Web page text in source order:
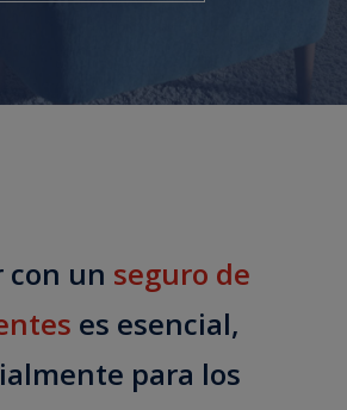
con un seguro de
es esencial,
para los